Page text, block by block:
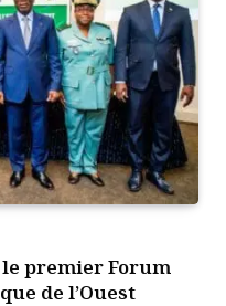
premier Forum
de l’Ouest